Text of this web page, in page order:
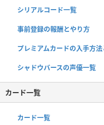
シリアルコード一覧
事前登録の報酬とやり方
プレミアムカードの入手方
シャドウバースの声優一覧
カード一覧
カード一覧